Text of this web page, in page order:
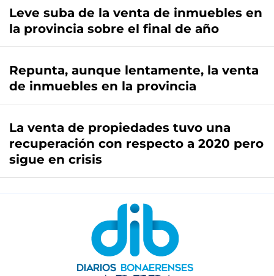
Leve suba de la venta de inmuebles en
la provincia sobre el final de año
Repunta, aunque lentamente, la venta
de inmuebles en la provincia
La venta de propiedades tuvo una
recuperación con respecto a 2020 pero
sigue en crisis